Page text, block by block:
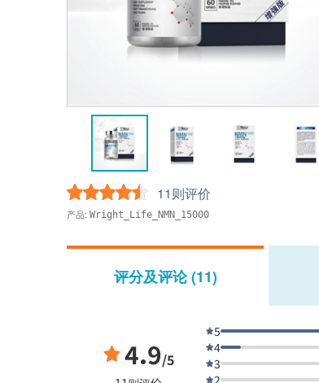
11则评价
产品: Wright_Life_NMN_15000
评分及评论 (11)
4.9/5
5
4
3
2